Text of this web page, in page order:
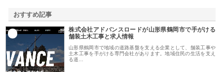
おすすめ記事
株式会社アドバンスロードが山形県鶴岡市で手がける
舗装土木工事と求人情報
山形県鶴岡市で地域の道路基盤を支える企業として、舗装工事や
土木工事を手がける専門会社があります。地域住民の生活を支え
る道…